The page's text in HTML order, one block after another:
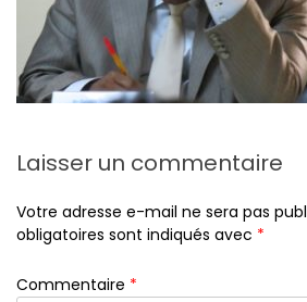
Laisser un commentaire
Votre adresse e-mail ne sera pas
obligatoires sont indiqués avec *
Commentaire *